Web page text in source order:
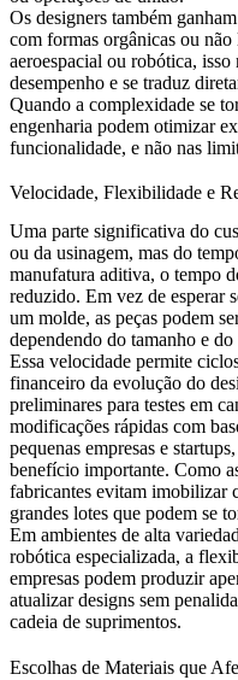
Os designers também
com formas orgânicas ou
aeroespacial ou robótica,
desempenho e se traduz
Quando a complexidade se
engenharia podem otimizar
funcionalidade, e não nas
Velocidade, Flexibilidade e
Uma parte significativa do
ou da usinagem, mas do
manufatura aditiva, o tempo
reduzido. Em vez de esperar
um molde, as peças podem
dependendo do tamanho e do
Essa velocidade permite
financeiro da evolução do
preliminares para testes em
modificações rápidas com
pequenas empresas e
benefício importante. Como
fabricantes evitam imobilizar
grandes lotes que podem se
Em ambientes de alta
robótica especializada, a
empresas podem produzir
atualizar designs sem
cadeia de suprimentos.
Escolhas de Materiais que